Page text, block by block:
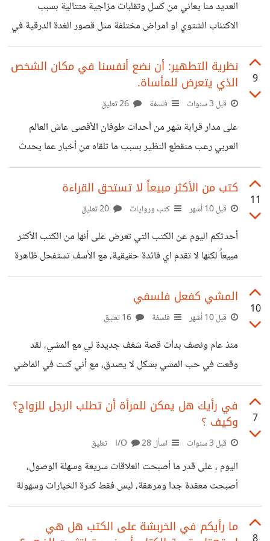
الحقيقة، الى درجة اني كنت اعتقد أن التجارب
العديد منا يعاني من كسل وتقلبات مزاجية متتالية بسبب
الاكتئاب الشتوي او امراض مختلفة مثل قصور الغدة الدرقية في
الحالتي التي تجعلني أميل للسكون والنوم والتعب معظم الوقت
حتى بدون اي جهد يذكر؛ ما يجعل القيام بأي عمل مهما كان
خفيف يشكل نوع من التحدي اقترح علي طريقة لزيادة النشاط
والانتاجية في البرد وكيفية التقليل من حالات الخمول والتعب
والكسل في الشتاء
9
نظرية التطهير: أن نضع أنفسنا في مكان الشخص
الذي يتعرض للمأساة.
قبل 3 سنوات فلسفة
على مدار قرابة شهر من أحداث طوفان الأقصى عاش العالم
العربي رعب منقطع النظير بسبب ما تلقاه من أخبار عما يحدث
في فلسطين ساعة بساعة، لكن الغرب لم يصلوا إلى نفس مستوى
هذا الرعب، لكنهم بدأو يستشعرونه في الأيام الأخيرة ومن
المرجح أن نسب التعاطف سوف تزيد في الأيام المقبلة، واحدة
فما هو وكيف يعمل؟ الكاتارسيس أو التطهير هو مفهوم أسسه
أرسطو في نظرية الفن، وهي وسيلة لمعرفة الحقيقة وتنقية
11
كتب من الأكثر مبيعاً لا تستحق القراءة
قبل 10 أشهر كتب وروايات
أحدثكم اليوم عن الكتب التي تعرض على أنها من الكتب الأكثر
مبيعاً لكنها لا تقدم اي فائدة حقيقية، مع الأسف تستفحل ظاهرة
الكتب الأكثر مبيعاً في كثير من المجالات مع أن أغلبها لا يقدم
فائدة للقارئ، عندما أقول القارئ فأنا أفترض أن ذلك القارئ لذيه
احتكاك معقول بالكتب، ولذيه مهارات ناعمة تؤهله للفهم
السنة أو أقل . بالنسبة لي توجد الكثير من الكتب التي قرأتها من
هذه الفئة ولم
10
المشي كفعل فلسفي
قبل 10 أشهر فلسفة
منذ عام ونصف بدأت قصة شغف جديدة لي مع المشي، لقد
وقعت في حب المشي بشكل لا يصدق، مع أني كنت في الماضي
أعتقد أنه ممارسة مملة وغبية، لكن بعد أن جربته بشكل منتظم،
وبعد القراءة حول المشي، اتضح لي أن المشي لي مجرد حركة
جسمانية، بل هو فعل فكري فلسفي بالدرجة الأولى، فحين نمشي،
نسمح لفكرنا أن يتحرر من قيود الجلوس، كما يقول نيتشه:
“الأفكار العظيمة تولد أثناء المشي.” في المشي، يتوازن الجسد
والعقل، وينكسر زمن الإنتاجية الذي يربطنا
7
في رأيك هل يمكن للمرأة أن تطلب الرجل للزواج؟
وكيف ؟
قبل 3 سنوات اسأل I/O28 تعليق
اليوم ، على قدر ما أصبحت العلاقات سريعة وسهلة الوصول،
أصبحت معقدة جدا ومرهقة، ليس فقط كثرة الخيارات وسهولة
الاتصال، واتفتاح الحريات والوعي بها، بل لتكافئ الفرص
والمستويات المادية والوظيفية بين الرجل والمرأة، ما جعل كلا
ما رأيكم في الخربشة على الكتب هل هي